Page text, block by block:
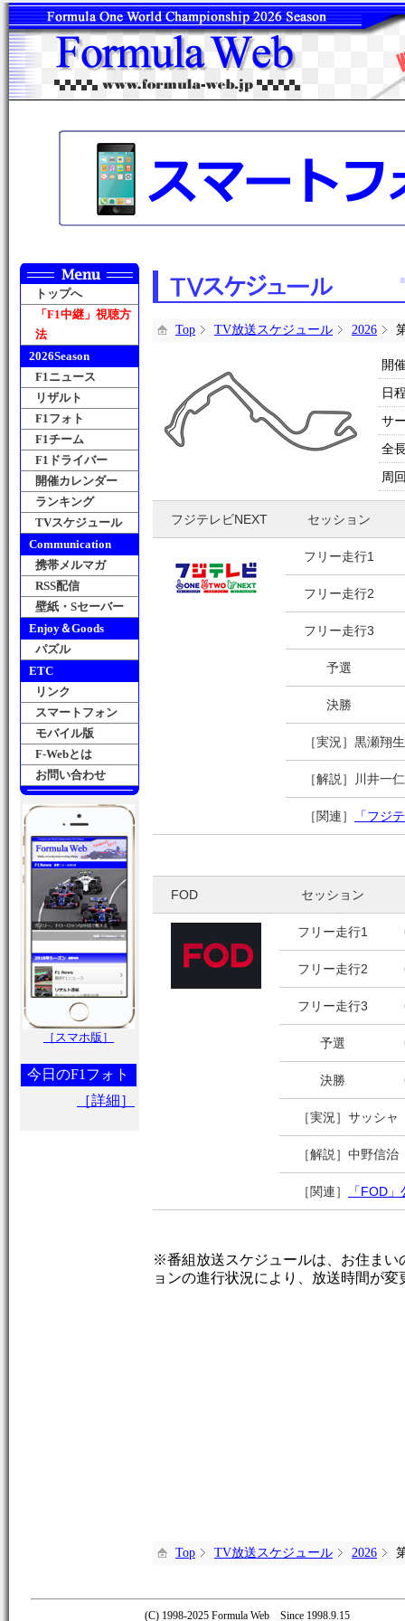
トップへ
「F1中継」視聴方
法
2026Season
F1ニュース
リザルト
F1フォト
F1チーム
F1ドライバー
開催カレンダー
ランキング
TVスケジュール
Communication
携帯メルマガ
RSS配信
壁紙・Sセーバー
Enjoy＆Goods
パズル
ETC
リンク
スマートフォン
モバイル版
F-Webとは
お問い合わせ
［スマホ版］
今日のF1フォト
［詳細］
Top TV放送スケジュール 2026
開
日
サ
全
周
フジテレビNEXT セッション
フリー走行1
フリー走行2
フリー走行3
予選
決勝
［実況］黒瀬翔生
［解説］川井一
［関連］ 「フジ
FOD セッション
フリー走行1
フリー走行2
フリー走行3
予選
決勝
［実況］サッシャ
［解説］中野信治
［関連］ 「FOD
※番組放送スケジュールは、お住まい
ョンの進行状況により、放送時間が
Top TV放送スケジュール 2026
(C) 1998-2025 Formula Web Since 1998.9.15